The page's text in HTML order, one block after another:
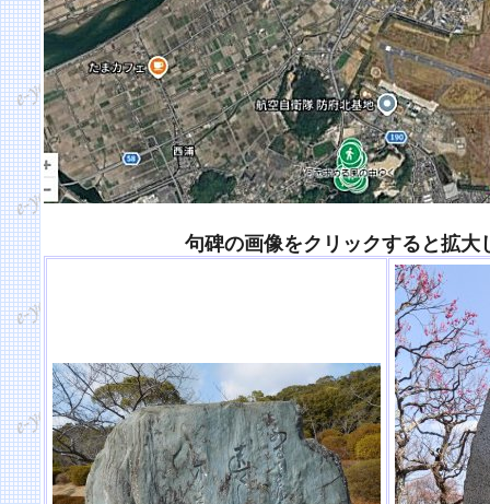
句碑の画像をクリックすると拡大